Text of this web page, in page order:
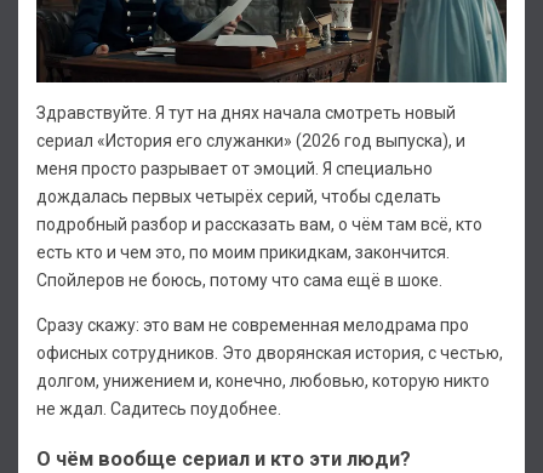
Здравствуйте. Я тут на днях начала смотреть новый
сериал «История его служанки» (2026 год выпуска), и
меня просто разрывает от эмоций. Я специально
дождалась первых четырёх серий, чтобы сделать
подробный разбор и рассказать вам, о чём там всё, кто
есть кто и чем это, по моим прикидкам, закончится.
Спойлеров не боюсь, потому что сама ещё в шоке.
Сразу скажу: это вам не современная мелодрама про
офисных сотрудников. Это дворянская история, с честью,
долгом, унижением и, конечно, любовью, которую никто
не ждал. Садитесь поудобнее.
О чём вообще сериал и кто эти люди?